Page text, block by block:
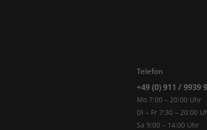
Telefon
+49 (0) 911 / 9939
Mo 7:00 – 20:00 Uhr
Di – Fr 7:30 – 20:00
Sa 9:00 – 14:00 Uhr